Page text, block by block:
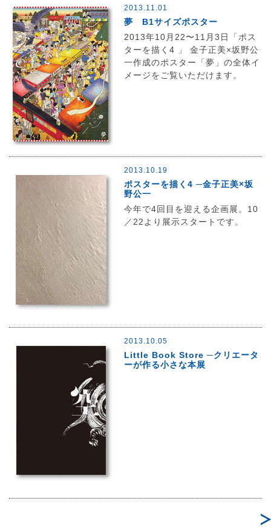
2013.11.01
夢 B1サイズポスター
2013年10月22〜11月3日「ポス
ターを描く4 」 金子正美×坂野公
一作成のポスター「夢」の全体イ
メージをご覧いただけます。
2013.10.19
ポスターを描く4 ─金子正美×坂
野公一
今年で4回目を迎える企画展。10
／22より展示スタートです。
2013.10.05
Little Book Store ─クリエータ
ーが作る小さな本展